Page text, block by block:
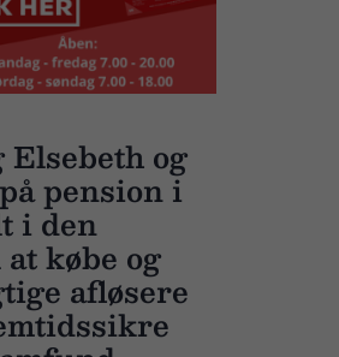
og
pension i
i den
købe og
afløsere